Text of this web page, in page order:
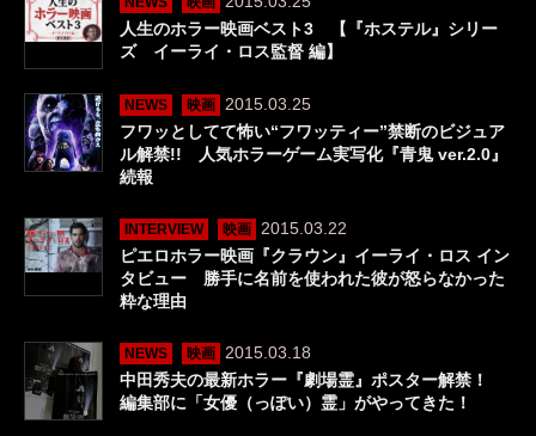
人生のホラー映画ベスト3 【『ホステル』シリー
ズ イーライ・ロス監督 編】
NEWS 映画
2015.03.25
フワッとしてて怖い“フワッティー”禁断のビジュア
ル解禁!! 人気ホラーゲーム実写化『青鬼 ver.2.0』
続報
INTERVIEW 映画
2015.03.22
ピエロホラー映画『クラウン』イーライ・ロス イン
タビュー 勝手に名前を使われた彼が怒らなかった
粋な理由
NEWS 映画
2015.03.18
中田秀夫の最新ホラー『劇場霊』ポスター解禁！
編集部に「女優（っぽい）霊」がやってきた！